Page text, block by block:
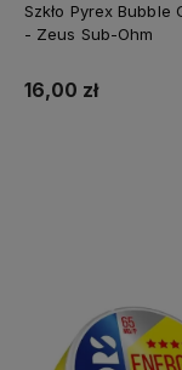
Szkło Pyrex Bubble
- Zeus Sub-Ohm
16,00 zł